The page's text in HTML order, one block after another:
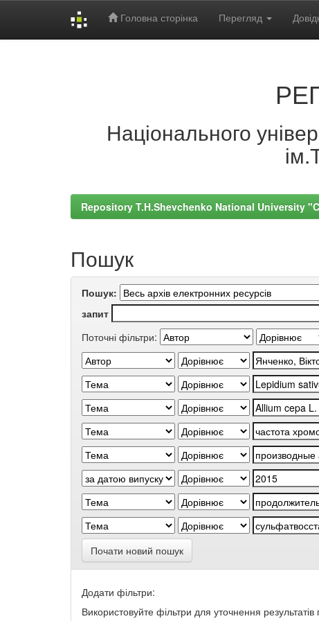
Головна сторінка Перегляд
Національного
Repository T.H.Shevchenko National University
Пошук
Пошук:
запит
Поточні фільтри:
Почати новий пошук
Додати фільтри:
Використовуйте фільтри для уточнення результатів